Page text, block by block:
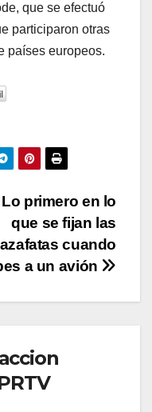
que se efectuó
participaron otras
países europeos.
Lo primero en lo
que se fijan las
azafatas cuando
a un avión